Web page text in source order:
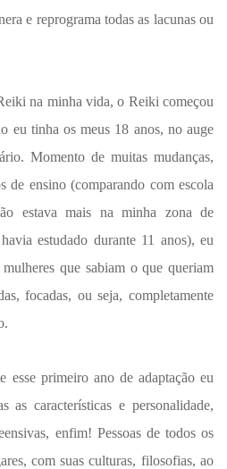
e reprograma todas as lacunas ou
na minha vida, o Reiki começou
eu tinha os meus 18 anos, no auge
Momento de muitas mudanças,
de ensino (comparando com escola
estava mais na minha zona de
estudado durante 11 anos), eu
que sabiam o que queriam
focadas, ou seja, completamente
esse primeiro ano de adaptação eu
as características e personalidade,
enfim! Pessoas de todos os
com suas culturas, filosofias, ao